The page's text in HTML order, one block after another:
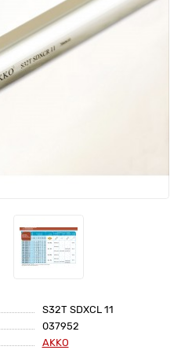
S32T SDXCL 11
037952
AKKO